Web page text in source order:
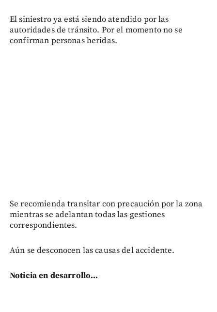
El siniestro ya está siendo atendido por las
autoridades de tránsito. Por el momento no se
confirman personas heridas.
Se recomienda transitar con precaución por la zona
mientras se adelantan todas las gestiones
correspondientes.
Aún se desconocen las causas del accidente.
Noticia en desarrollo...